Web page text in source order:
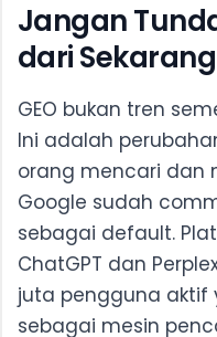
Jangan
dari
GEO bukan tren
Ini adalah
orang mencari dan
Google sudah
sebagai default.
ChatGPT dan
juta pengguna aktif
sebagai mesin